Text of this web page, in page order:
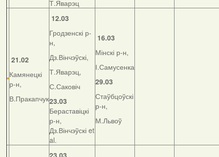
Т.Яварэц
21.02
Камянецкі
р-н,
В.Пракапчук
12.03
Гродзенскі р-
н,
Дз.Вінчэўскі,
Т.Яварэц,
С.Саковіч
23.03
Бераставіцкі
р-н,
Дз.Вінчэўскі et
al.
16.03
Мінскі р-н,
І.Самусенка
29.03
Стаўбцоўскі
р-н,
М.Львоў
23.03